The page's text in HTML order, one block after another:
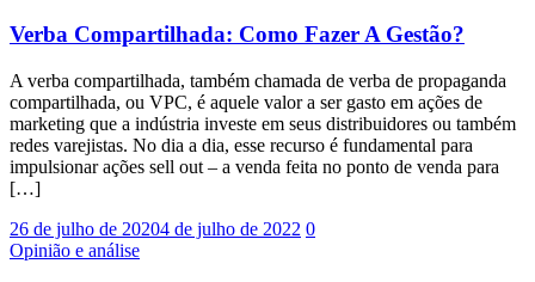
Verba Compartilhada: Como Fazer A Gestão?
A verba compartilhada, também chamada de verba de propaganda
compartilhada, ou VPC, é aquele valor a ser gasto em ações de
marketing que a indústria investe em seus distribuidores ou também
redes varejistas. No dia a dia, esse recurso é fundamental para
impulsionar ações sell out – a venda feita no ponto de venda para
[…]
26 de julho de 20204 de julho de 2022 0
Opinião e análise